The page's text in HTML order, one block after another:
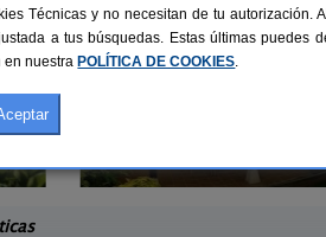
Técnicas y no necesitan de tu autorización.
a tus búsquedas. Estas últimas puedes
en nuestra POLÍTICA DE COOKIES.